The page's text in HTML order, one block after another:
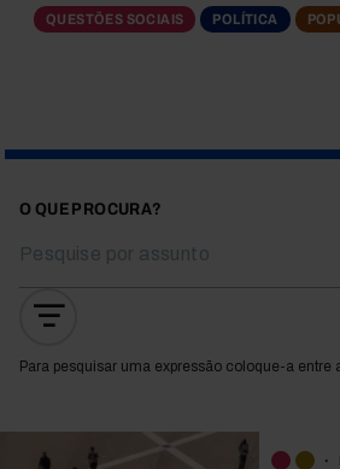
QUESTÕES SOCIAIS
POLÍTICA
O QUE PROCURA?
Para pesquisar uma expressão coloque-a entre